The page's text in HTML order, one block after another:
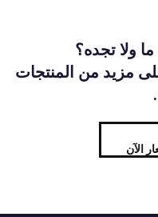
ولا تجده؟
مزيد من المنتجات
الآن